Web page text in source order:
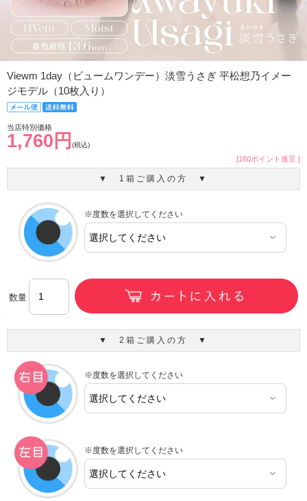
Viewm 1day（ビュームワンデー）淡雪うさぎ 平松想乃イメー
ジモデル（10枚入り）
当店特別価格
1,760円 (税込)
[160ポイント進呈 ]
▼ 1箱ご購入の方 ▼
※度数を選択してください
数量
▼ 2箱ご購入の方 ▼
※度数を選択してください
※度数を選択してください